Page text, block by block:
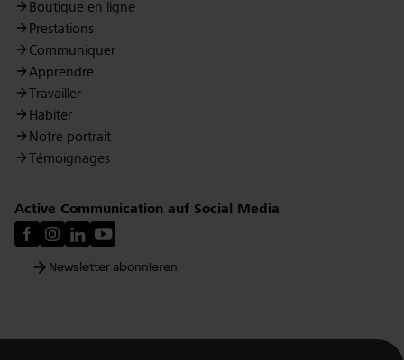
Boutique en ligne
Prestations
Communiquer
Apprendre
Travailler
Habiter
Notre portrait
Témoignages
Active Communication auf Social Media
Newsletter abonnieren